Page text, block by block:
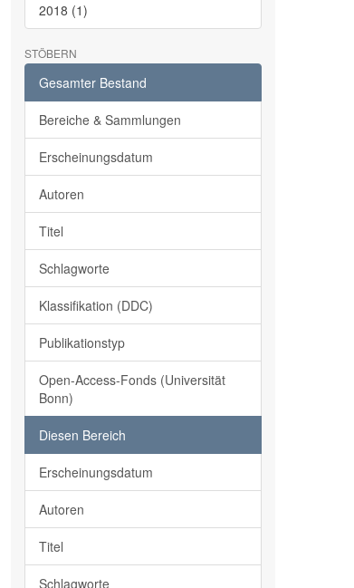
2018 (1)
STÖBERN
Gesamter Bestand
Bereiche & Sammlungen
Erscheinungsdatum
Autoren
Titel
Schlagworte
Klassifikation (DDC)
Publikationstyp
Open-Access-Fonds (Universität
Bonn)
Diesen Bereich
Erscheinungsdatum
Autoren
Titel
Schlagworte